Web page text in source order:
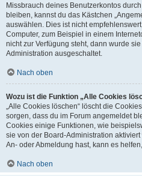
Missbrauch deines Benutzerkontos
bleiben, kannst du das Kästchen
auswählen. Dies ist nicht
Computer, zum Beispiel in einem
nicht zur Verfügung steht, dann wurde
Administration ausgeschaltet.
Nach oben
Wozu ist die Funktion „Alle Cookies
„Alle Cookies löschen“ löscht die
sorgen, dass du im Forum angemeldet
Cookies einige Funktionen, wie
sie von der Board-Administration
An- oder Abmeldung hast, kann es
Nach oben